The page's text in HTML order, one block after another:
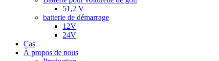
51,2 V
batterie de démarrage
12V
24V
Cas
À propos de nous